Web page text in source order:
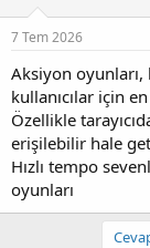
u
b
a
ş
l
a
t
a
n
7 Tem 2026
Aksiyon
kullanıcılar için
Özellikle
erişilebilir hale
Hızlı tempo
oyunları